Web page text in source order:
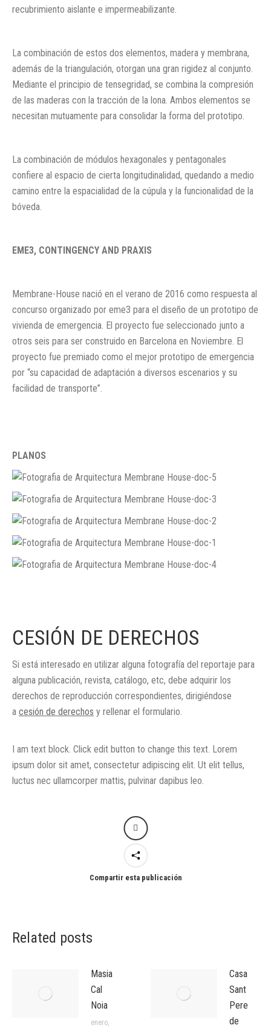
recubrimiento aislante e impermeabilizante.
La combinación de estos dos elementos, madera y membrana,
además de la triangulación, otorgan una gran rigidez al conjunto.
Mediante el principio de tensegridad, se combina la compresión
de las maderas con la tracción de la lona. Ambos elementos se
necesitan mutuamente para consolidar la forma del prototipo.
La combinación de módulos hexagonales y pentagonales
confiere al espacio de cierta longitudinalidad, quedando a medio
camino entre la espacialidad de la cúpula y la funcionalidad de la
bóveda.
EME3, CONTINGENCY AND PRAXIS
Membrane-House nació en el verano de 2016 como respuesta al
concurso organizado por eme3 para el diseño de un prototipo de
vivienda de emergencia. El proyecto fue seleccionado junto a
otros seis para ser construido en Barcelona en Noviembre. El
proyecto fue premiado como el mejor prototipo de emergencia
por “su capacidad de adaptación a diversos escenarios y su
facilidad de transporte”.
PLANOS
CESIÓN DE DERECHOS
Si está interesado en utilizar alguna fotografía del reportaje para
alguna publicación, revista, catálogo, etc, debe adquirir los
derechos de reproducción correspondientes, dirigiéndose
a cesión de derechos y rellenar el formulario.
I am text block. Click edit button to change this text. Lorem
ipsum dolor sit amet, consectetur adipiscing elit. Ut elit tellus,
luctus nec ullamcorper mattis, pulvinar dapibus leo.
Compartir esta publicación
Related posts
Masia
Cal
Noia
enero,
Casa
Sant
Pere
de